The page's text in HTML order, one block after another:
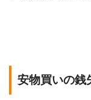
安物買いの銭